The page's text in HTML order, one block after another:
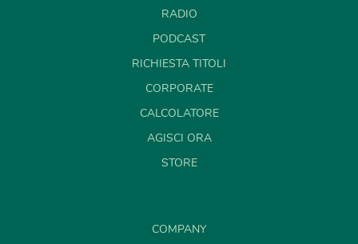
RADIO
PODCAST
RICHIESTA TITOLI
CORPORATE
CALCOLATORE
AGISCI ORA
STORE
COMPANY